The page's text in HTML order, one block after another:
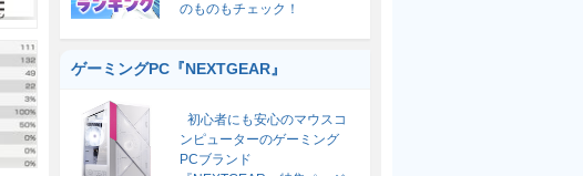
のものもチェック！
ゲーミングPC『NEXTGEAR』
初心者にも安心のマウスコ
ンピューターのゲーミング
PCブランド